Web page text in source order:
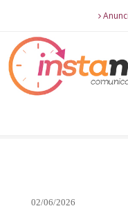
02/06/2026